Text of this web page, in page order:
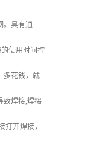
。具有通
使用时间控
多花钱，就
致焊接,焊接
开焊接，